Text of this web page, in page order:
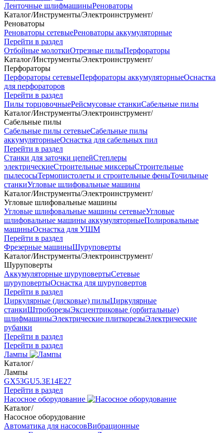
Ленточные шлифмашиныРеноваторы
Каталог/Инструменты/Электроинструмент/
Реноваторы
Реноваторы сетевыеРеноваторы аккумуляторные
Перейти в раздел
Отбойные молоткиОтрезные пилыПерфораторы
Каталог/Инструменты/Электроинструмент/
Перфораторы
Перфораторы сетевыеПерфораторы аккумуляторныеОснастка
для перфораторов
Перейти в раздел
Пилы торцовочныеРейсмусовые станкиСабельные пилы
Каталог/Инструменты/Электроинструмент/
Сабельные пилы
Сабельные пилы сетевыеСабельные пилы
аккумуляторныеОснастка для сабельных пил
Перейти в раздел
Станки для заточки цепейСтеплеры
электрическиеСтроительные миксерыСтроительные
пылесосыТермопистолеты и строительные феныТочильные
станкиУгловые шлифовальные машины
Каталог/Инструменты/Электроинструмент/
Угловые шлифовальные машины
Угловые шлифовальные машины сетевыеУгловые
шлифовальные машины аккумуляторныеПолировальные
машиныОснастка для УШМ
Перейти в раздел
Фрезерные машиныШуруповерты
Каталог/Инструменты/Электроинструмент/
Шуруповерты
Аккумуляторные шуруповертыСетевые
шуруповертыОснастка для шуруповертов
Перейти в раздел
Циркулярные (дисковые) пилыЦиркулярные
станкиШтроборезыЭксцентриковые (орбитальные)
шлифмашиныЭлектрические плиткорезыЭлектрические
рубанки
Перейти в раздел
Перейти в раздел
Лампы
Каталог/
Лампы
GX53GU5.3Е14Е27
Перейти в раздел
Насосное оборудование
Каталог/
Насосное оборудование
Автоматика для насосовВибрационные